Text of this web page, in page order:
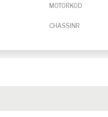
MOTORKOD
CHASSINR